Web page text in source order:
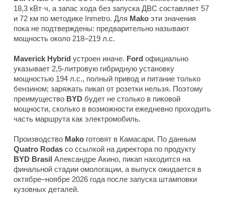
18,3 кВт·ч, а запас хода без запуска ДВС составляет 57
и 72 км по методике Inmetro. Для Mako эти значения
пока не подтверждены: предварительно называют
мощность около 218–219 л.с.
Maverick Hybrid устроен иначе. Ford официально
указывает 2,5-литровую гибридную установку
мощностью 194 л.с., полный привод и питание только
бензином; заряжать пикап от розетки нельзя. Поэтому
преимущество BYD будет не столько в пиковой
мощности, сколько в возможности ежедневно проходить
часть маршрута как электромобиль.
Производство Mako готовят в Камасари. По данным
Quatro Rodas со ссылкой на директора по продукту
BYD Brasil Александре Акино, пикап находится на
финальной стадии омологации, а выпуск ожидается в
октябре–ноябре 2026 года после запуска штамповки
кузовных деталей.